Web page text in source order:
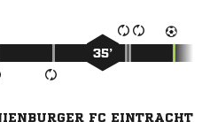
35’
FC EINTRACHT